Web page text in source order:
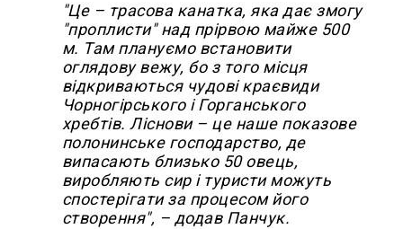
"Це – трасова канатка, яка дає змогу
"проплисти" над прірвою майже 500
м. Там плануємо встановити
оглядову вежу, бо з того місця
відкриваються чудові краєвиди
Чорногірського і Горганського
хребтів. Ліснови – це наше показове
полонинське господарство, де
випасають близько 50 овець,
виробляють сир і туристи можуть
спостерігати за процесом його
створення", – додав Панчук.